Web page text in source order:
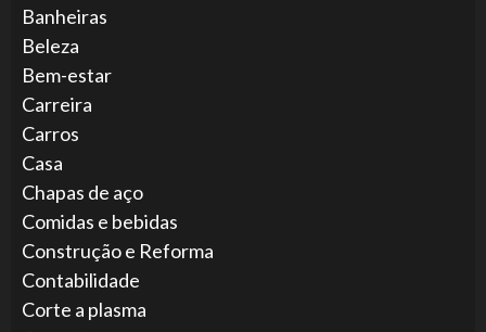
Banheiras
Beleza
Bem-estar
Carreira
Carros
Casa
Chapas de aço
Comidas e bebidas
Construção e Reforma
Contabilidade
Corte a plasma